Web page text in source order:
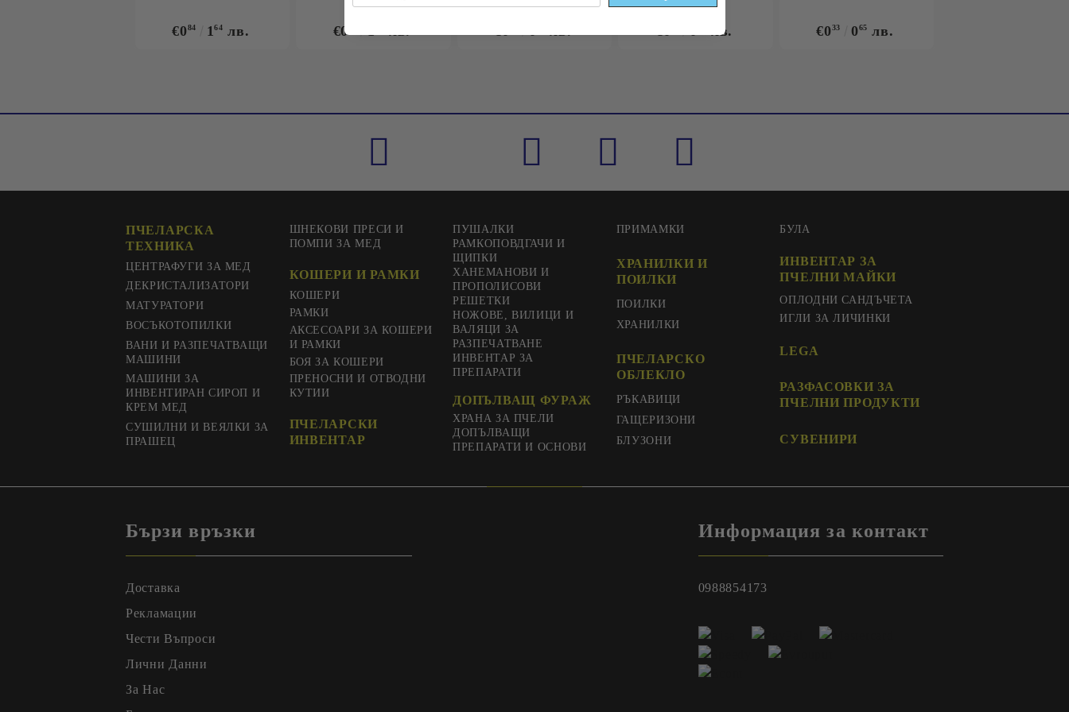
€084 164 лв. €0 лв. €033 065 лв.
ПЧЕЛАРСКА
ТЕХНИКА
ЦЕНТРАФУГИ ЗА МЕД
ДЕКРИСТАЛИЗАТОРИ
МАТУРАТОРИ
ВОСЪКОТОПИЛКИ
ВАНИ И РАЗПЕЧАТВАЩИ
МАШИНИ
МАШИНИ ЗА
ИНВЕНТИРАН СИРОП И
КРЕМ МЕД
СУШИЛНИ И ВЕЯЛКИ ЗА
ПРАШЕЦ
ШНЕКОВИ ПРЕСИ И
ПОМПИ ЗА МЕД
КОШЕРИ И РАМКИ
КОШЕРИ
РАМКИ
АКСЕСОАРИ ЗА КОШЕРИ
И РАМКИ
БОЯ ЗА КОШЕРИ
ПРЕНОСНИ И ОТВОДНИ
КУТИИ
ПЧЕЛАРСКИ
ИНВЕНТАР
ПУШАЛКИ
РАМКОПОВДГАЧИ И
ЩИПКИ
ХАНЕМАНОВИ И
ПРОПОЛИСОВИ
РЕШЕТКИ
НОЖОВЕ, ВИЛИЦИ И
ВАЛЯЦИ ЗА
РАЗПЕЧАТВАНЕ
ИНВЕНТАР ЗА
ПРЕПАРАТИ
ДОПЪЛВАЩ ФУРАЖ
ХРАНА ЗА ПЧЕЛИ
ДОПЪЛВАЩИ
ПРЕПАРАТИ И ОСНОВИ
ПРИМАМКИ
ХРАНИЛКИ И
ПОИЛКИ
ПОИЛКИ
ХРАНИЛКИ
ПЧЕЛАРСКО
ОБЛЕКЛО
РЪКАВИЦИ
ГАЩЕРИЗОНИ
БЛУЗОНИ
БУЛА
ИНВЕНТАР ЗА
ПЧЕЛНИ МАЙКИ
ОПЛОДНИ САНДЪЧЕТА
ИГЛИ ЗА ЛИЧИНКИ
LEGA
РАЗФАСОВКИ ЗА
ПЧЕЛНИ ПРОДУКТИ
СУВЕНИРИ
Бързи връзки
Доставка
Рекламации
Чести Въпроси
Лични Данни
За Нас
Информация за контакт
0988854173